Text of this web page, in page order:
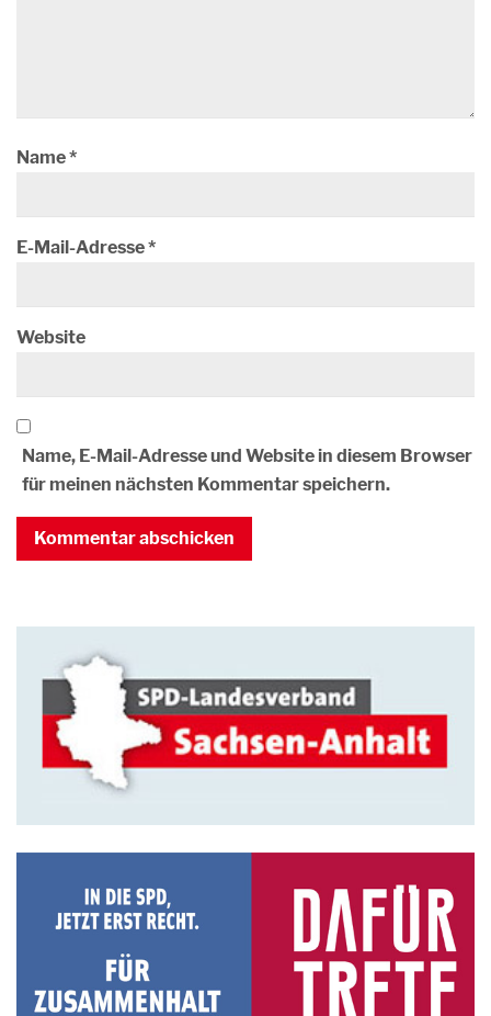
Name*
E-Mail-Adresse*
Website
Name, E-Mail-Adresse und Website in diesem Browser
für meinen nächsten Kommentar speichern.